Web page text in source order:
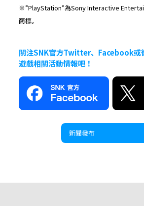
※”PlayStation”為Sony Interactive
商標。
關注SNK官方Twitter、Facebook或
遊戲相關活動情報吧！
新聞發布